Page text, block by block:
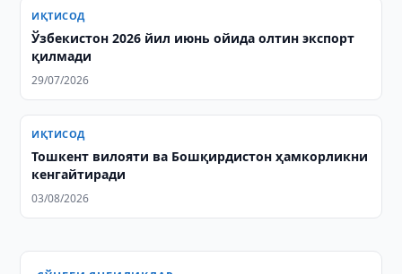
ИҚТИСОД
Ўзбекистон 2026 йил июнь ойида олтин экспорт
қилмади
29/07/2026
ИҚТИСОД
Тошкент вилояти ва Бошқирдистон ҳамкорликни
кенгайтиради
03/08/2026